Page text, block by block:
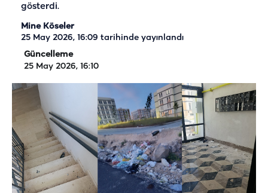
gösterdi.
Mine Köseler
25 May 2026, 16:09 tarihinde yayınlandı
Güncelleme
25 May 2026, 16:10